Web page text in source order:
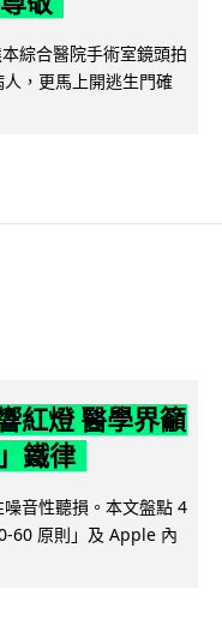
綜合醫院手術室鏡頭拍
，更馬上開逃生門確
紅燈 醫學界籲
鐵律
音性聽損。本文盤點 4
60 原則」及 Apple 內